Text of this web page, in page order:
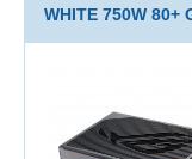
WHITE 750W